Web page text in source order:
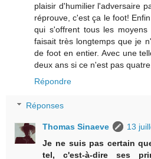
plaisir d'humilier l'adversaire
réprouve, c'est ça le foot!
qui s'offrent tous les
faisait très longtemps que je
de foot en entier. Avec une
deux ans si ce n'est pas
Répondre
Réponses
Thomas Sinaeve
13
Je ne suis pas certain
tel, c'est-à-dire ses